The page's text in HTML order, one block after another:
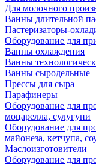
Для молочного
Ванны длительной
Пастеризаторы-
Оборудование для
Ванны охлаждения
Ванны
Ванны сыродельные
Прессы для сыра
Парафинеры
Оборудование для
моцарелла, сулугуни
Оборудование для
майонеза, кетчупа,
Маслоизготовители
Оборудование для